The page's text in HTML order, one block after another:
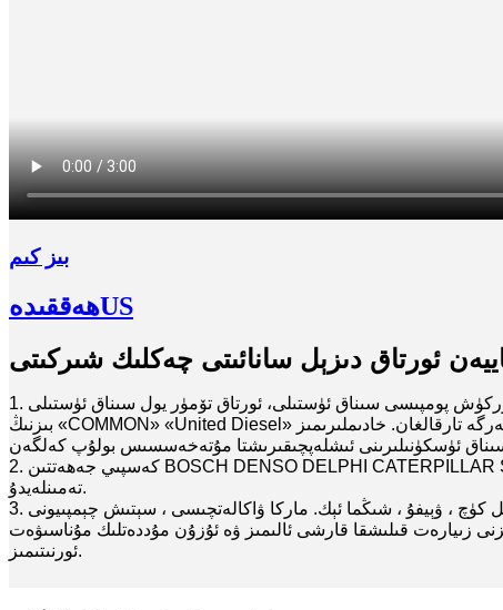
بىز كىم
ھەققىدەUS
ئورتاق دىزېل سانائىتى چەكلىك شىركىتى
1. يېقىلغۇ پۈركۈش پومپىسى سىناق ئۈستىلى، ئورتاق تۆمۈر يول سىناق ئۈستىلى، EUI-EUP سىناق ئۈستىلى، HEUI سىناق ئۈستىلى قاتارلىقلارنى دۇنيا مىقياسىدا ئىلغار سەۋىيەدە كەسپىي ھالدا ئىشلەپچىقىرىدۇ.
بىزنىڭ «COMMON» «United Diesel» ماركىلىق مەھسۇلاتلىرىمىز ماشىنا ئاسراش، تۈر بۇيۇمى ۋە ماي ​​پومپىسى، پۈركۈش ماشىنىسى ئىشلەپچىقىرىش قاتارلىق بارلىق ساھەلەرگە تارقالغان. خادىملىرىمىز
2. كەسپىي جەھەتتىن BOSCH DENSO DELPHI CATERPILLAR SIEMENS VOLVO CUMMINS قاتارلىق ماركىلىق دىزېل زاپچاسلىرى، مەسىلەن پومپا، ئوكۇل، نوز، كلاپان، سېنزور قاتارلىقلارنى
تەمىنلەيدۇ.
زىيارەت قىلىشقا قارشى ئالىمىز ۋە ئۇزۇن مۇددەتلىك مۇناسىۋەت
ئورنىتىمىز.